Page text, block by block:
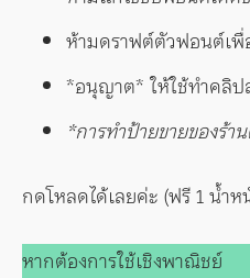
ห้ามดราฟต์ตัวฟอนต์เ
*อนุญาต* ให้ใช้ทำคลิป
*การทำป้ายขายของร้
กดโหลดได้เลยค่ะ (ฟรี 1 น้ำ
หากต้องการใช้เชิงพาณิชย์